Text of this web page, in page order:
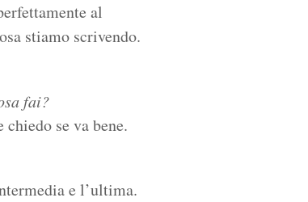
al
stiamo scrivendo.
fai?
se va bene.
e l’ultima.